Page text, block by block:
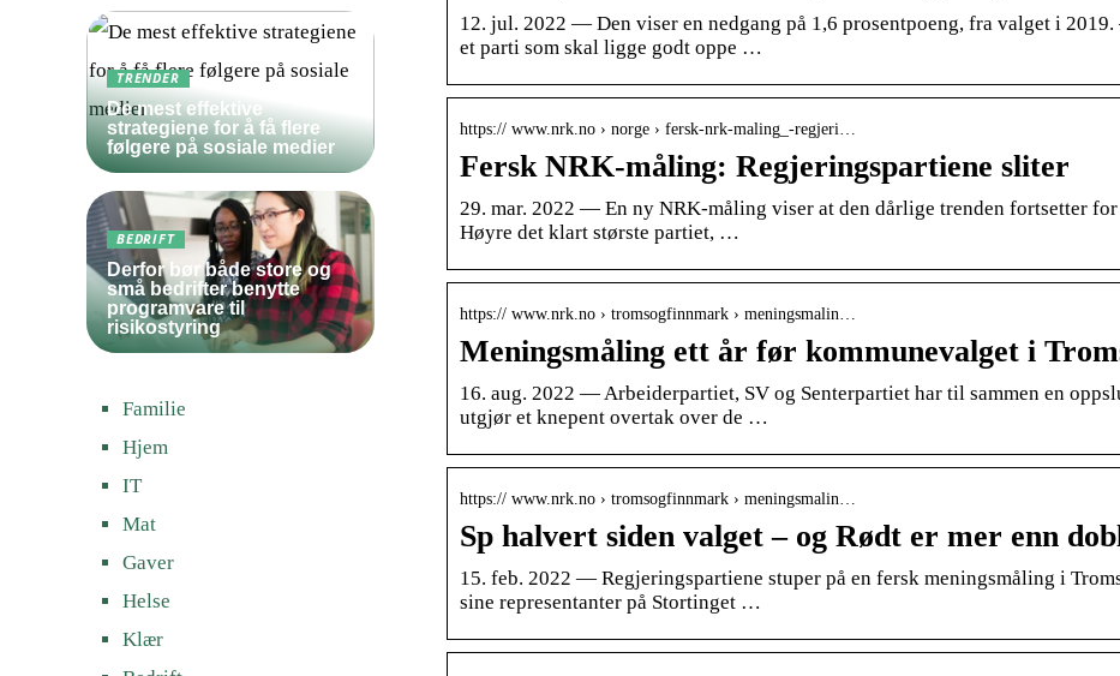
12. jul. 2022 — Den viser en nedgang på 1,6 prosentpoeng, fra valget i
et parti som skal ligge godt oppe …
https:// www.nrk.no › norge › fersk-nrk-maling_-regjeri…
Fersk NRK-måling: Regjeringspartiene sliter
29. mar. 2022 — En ny NRK-måling viser at den dårlige trenden fortsetter
Høyre det klart største partiet, …
https:// www.nrk.no › tromsogfinnmark › meningsmalin…
Meningsmåling ett år før kommunevalget i
16. aug. 2022 — Arbeiderpartiet, SV og Senterpartiet har til sammen en
utgjør et knepent overtak over de …
https:// www.nrk.no › tromsogfinnmark › meningsmalin…
Sp halvert siden valget – og Rødt er mer enn
15. feb. 2022 — Regjeringspartiene stuper på en fersk meningsmåling i
sine representanter på Stortinget …
TRENDER
De mest effektive
strategiene for å få flere
følgere på sosiale medier
BEDRIFT
Derfor bør både store og
små bedrifter benytte
programvare til
risikostyring
Familie
Hjem
IT
Mat
Gaver
Helse
Klær